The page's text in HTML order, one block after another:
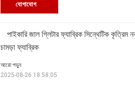
যোগাযোগ
পাইকারি জাল গ্লিটার ফ্যাব্রিক সিন্থেটিক
চামড়া ফ্যাব্রিক
আরো পড়ুন
2025-08-26 18:58:05